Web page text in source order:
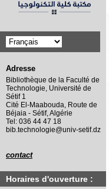
Adresse
Bibliothèque de la Faculté de
Technologie, Université de
Sétif 1
Cité El-Maabouda, Route de
Béjaia - Sétif, Algérie
Tel: 036 44 47 18
bib.technologie@univ-setif.dz
contact
Horaires d'ouverture :